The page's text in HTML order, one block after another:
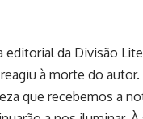
editorial da Divisão
à morte do autor.
que recebemos a